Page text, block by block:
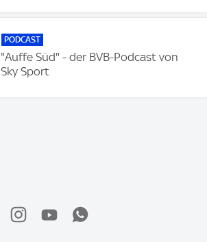
PODCAST
"Auffe Süd" - der BVB-Podcast von
Sky Sport